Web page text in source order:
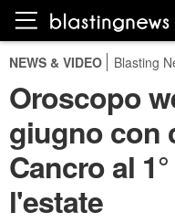
NEWS & VIDEO Blasting
Oroscopo
giugno con
Cancro al
l'estate